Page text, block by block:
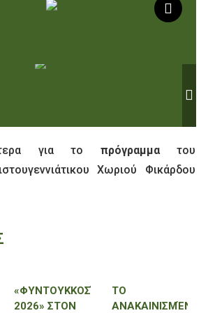
για το πρόγραμματου
Χωριού Φικάρδου
«ΦΥΝΤΟΥΚΚΟΣΈΛΗΝΟΣ
2026» ΣΤΟΝ
ΤΟ
ΑΝΑΚΑΙΝΙΣΜΈΝΟ